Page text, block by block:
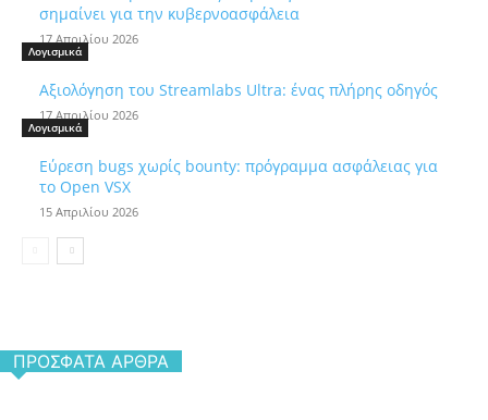
σημαίνει για την κυβερνοασφάλεια
17 Απριλίου 2026
Λογισμικά
Αξιολόγηση του Streamlabs Ultra: ένας πλήρης οδηγός
17 Απριλίου 2026
Λογισμικά
Εύρεση bugs χωρίς bounty: πρόγραμμα ασφάλειας για
το Open VSX
15 Απριλίου 2026
ΠΡΌΣΦΑΤΑ ΆΡΘΡΑ